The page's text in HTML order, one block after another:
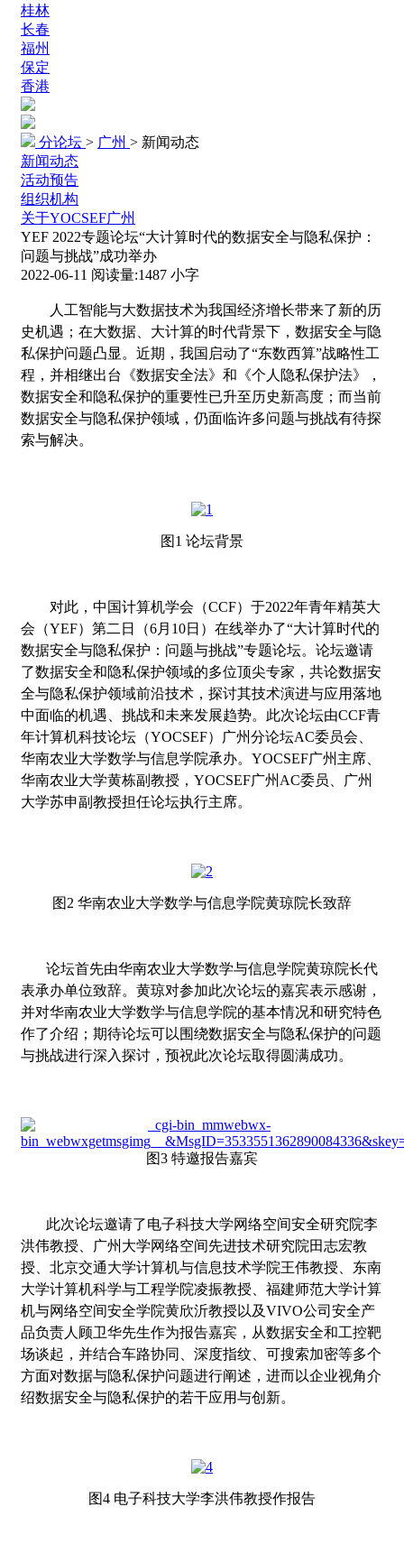
桂林
长春
福州
保定
香港
分论坛 > 广州 > 新闻动态
新闻动态
活动预告
组织机构
关于YOCSEF广州
YEF 2022专题论坛“大计算时代的数据安全与隐私保护：
问题与挑战”成功举办
2022-06-11 阅读量:1487 小字
人工智能与大数据技术为我国经济增长带来了新的历
史机遇；在大数据、大计算的时代背景下，数据安全与隐
私保护问题凸显。近期，我国启动了“东数西算”战略性工
程，并相继出台《数据安全法》和《个人隐私保护法》，
数据安全和隐私保护的重要性已升至历史新高度；而当前
数据安全与隐私保护领域，仍面临许多问题与挑战有待探
索与解决。
图1 论坛背景
对此， 中国计算机学会（CCF） 于2022年青年精英大
会（YEF）第二日（6月 10日）在线举办了“大计算时代的
数据安全与隐私保护：问题与挑战”专题论坛。论坛邀请
了数据安全和隐私保护领域的多位顶尖专家，共论数据安
全与隐私保护领域前沿技术，探讨其技术演进与应用落地
中面临的机遇、挑战和未来发展趋势。此次论坛由CCF青
年计算机科技论坛（YOCSEF）广州分论坛AC委员会、
华南农业大学数学与信息学院承办。 YOCSEF广州主席、
华南农业大学黄栋副教授， YOCSEF广州 AC委员、广州
大学苏申副教授担任论坛执行主席。
图2 华南农业大学数学与信息学院黄琼院长致辞
论坛首先由华南农业大学数学与信息学院黄琼院长代
表承办单位致辞。黄琼对参加此次论坛的嘉宾表示感谢，
并对华南农业大学数学与信息学院的基本情况和研究特色
作了介绍；期待论坛可以围绕数据安全与隐私保护的问题
与挑战进行深入探讨，预祝此次论坛取得圆满成功。
图3 特邀报告嘉宾
此次论坛邀请了电子科技大学网络空间安全研究院李
洪伟教授、广州大学网络空间先进技术研究院田志宏教
授、北京交通大学计算机与信息技术学院王伟教授、东南
大学计算机科学与工程学院凌振教授、福建师范大学计算
机与网络空间安全学院黄欣沂教授以及VIVO公司安全产
品负责人顾卫华先生作为报告嘉宾，从数据安全和工控靶
场谈起，并结合车路协同、深度指纹、可搜索加密等多个
方面对数据与隐私保护问题进行阐述，进而以企业视角介
绍数据安全与隐私保护的若干应用与创新。
图4 电子科技大学李洪伟教授作报告